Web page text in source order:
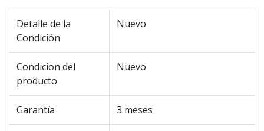
Detalle de la
Condición
Nuevo
Condicion del
producto
Nuevo
Garantía 3 meses